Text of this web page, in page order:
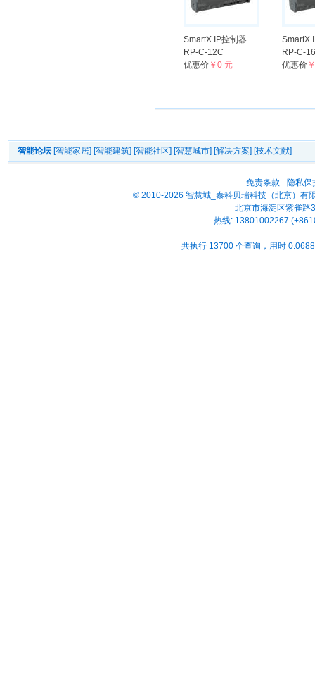
SmartX IP控制器
RP-C-12C
优惠价 ￥0 元
SmartX
RP-C-
优惠价
智能论坛 [智能家居] [智能建筑] [智能社区] [智慧城市] [解决方案] [技术文献]
免责条款 - 隐私保
© 2010-2026 智慧城_泰科贝瑞科技（北京）有
北京市海淀区紫雀路
热线: 13801002267
共执行 13700 个查询，用时